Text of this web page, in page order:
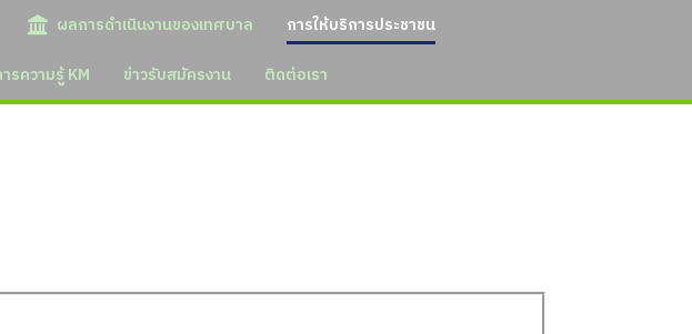
ผลการดำเนินงานของเทศบาล
การให้บริการประชาชน
รความรู้ KM ข่าวรับสมัครงาน ติดต่อเรา